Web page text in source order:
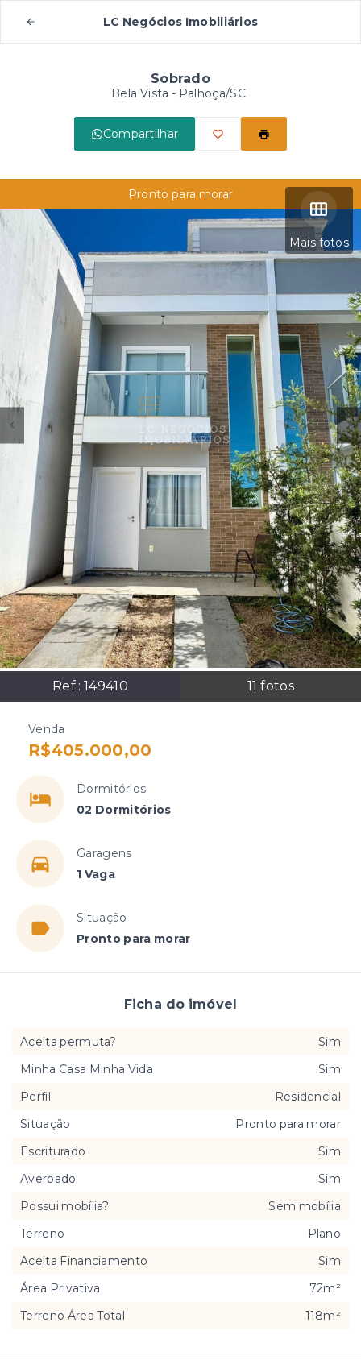
LC Negócios Imobiliários
Sobrado
Bela Vista - Palhoça/SC
Compartilhar
Mais fotos
Ref.:149410 11 fotos
Pronto para morar
Venda
R$405.000,00
Dormitórios
02 Dormitórios
Garagens
1 Vaga
Situação
Pronto para morar
Ficha do imóvel
Aceita permuta?
Sim
Minha Casa Minha Vida
Sim
Perfil
Residencial
Situação
Pronto para morar
Escriturado
Sim
Averbado
Sim
Possui mobília?
Sem mobília
Terreno
Plano
Aceita Financiamento
Sim
Área Privativa
72m²
Terreno Área Total
118m²